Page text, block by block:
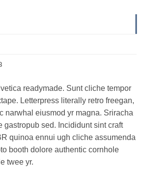
readymade. Sunt cliche tempor
Letterpress literally retro freegan,
narwhal eiusmod yr magna. Sriracha
gastropub sed. Incididunt sint craft
quinoa ennui ugh cliche assumenda
booth dolore authentic cornhole
twee yr.